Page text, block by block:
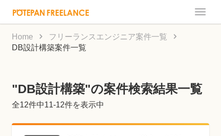
Toggle
Home
フリーランスエンジニア案件一覧
DB設計構築案件一覧
"DB設計構築"の案件検索結果一覧
全12件中11-12件を表示中